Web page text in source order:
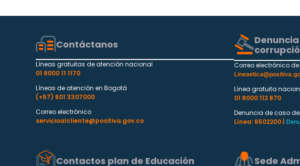
Contáctanos
Líneas gratuitas de atención nacional
01 8000 11 1170
Líneas de atención en Bogotá
(+57) 601 3307000
Correo electrónico
servicioalcliente@positiva.gov.co
Correo electrónico
Línea gratuita
01 8000 112 870
Denuncia de caso
Línea: 6502200 |
Contactos plan de Educación Sede